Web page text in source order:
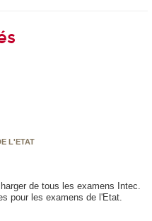
L'ETAT
de tous les examens Intec.
pour les examens de l'Etat.